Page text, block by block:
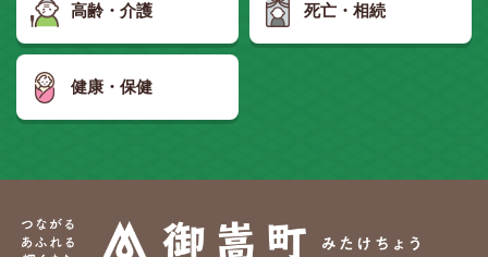
高齢・介護 死亡・相続
健康・保健